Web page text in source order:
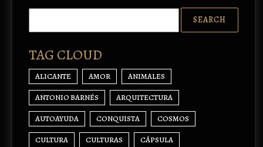
TAG CLOUD
ALICANTE AMOR ANIMALES
ANTONIO BARNÉS ARQUITECTURA
AUTOAYUDA CONQUISTA COSMOS
CULTURA CULTURAS CÁPSULA